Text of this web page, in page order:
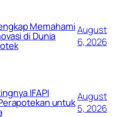
Memahami
di Dunia
August
6, 2026
IFAPI
untukAugust
5, 2026